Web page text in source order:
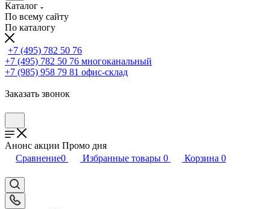
Каталог
По всему сайту
По каталогу
+7 (495) 782 50 76
+7 (495) 782 50 76 многоканальный
+7 (985) 958 79 81 офис-склад
Заказать звонок
Анонс акции Промо дня
Сравнение0 Избранные товары 0 Корзина 0